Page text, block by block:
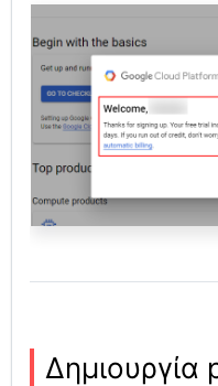
Δημιουργία